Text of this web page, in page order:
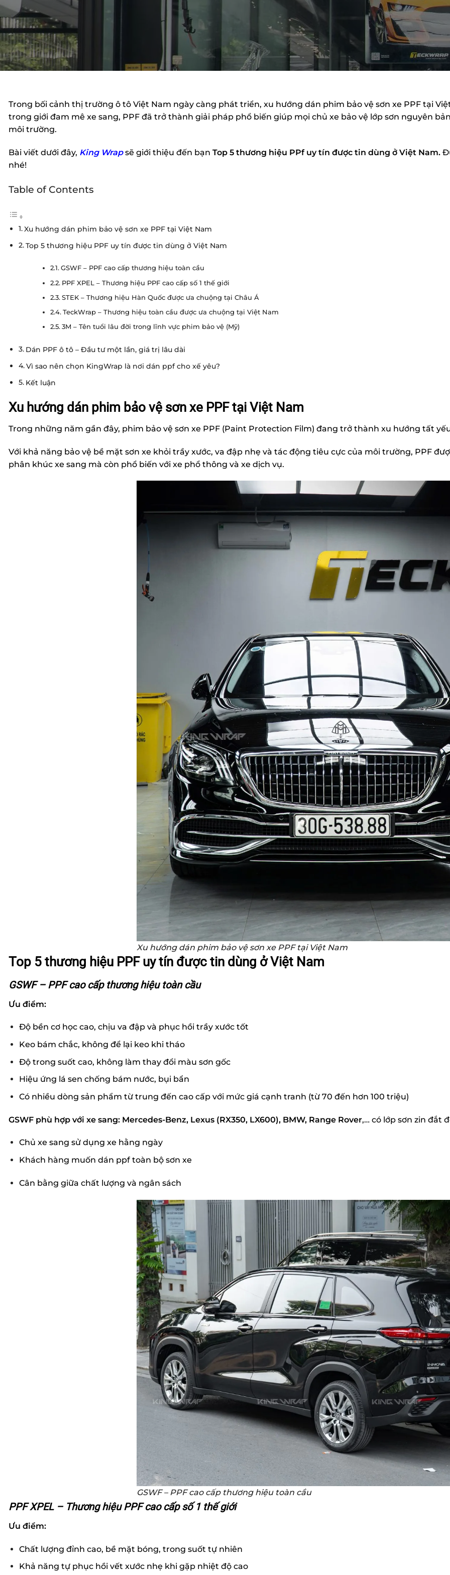
Trong bối cảnh thị trường ô tô Việt Nam ngày càng phát triển, xu hướng dán phim bảo vệ sơn xe PPF tại
trong giới đam mê xe sang, PPF đã trở thành giải pháp phổ biến giúp mọi chủ xe bảo vệ lớp sơn nguyên
môi trường.
Bài viết dưới đây, King Wrapsẽ giới thiệu đến bạn Top 5 thương hiệu PPf uy tín được tin dùng ở Việt Nam.
nhé!
Table of Contents
Xu hướng dán phim bảo vệ sơn xe PPF tại Việt Nam
Top 5 thương hiệu PPF uy tín được tin dùng ở Việt Nam
GSWF – PPF cao cấp thương hiệu toàn cầu
PPF XPEL – Thương hiệu PPF cao cấp số 1 thế giới
STEK – Thương hiệu Hàn Quốc được ưa chuộng tại Châu Á
TeckWrap – Thương hiệu toàn cầu được ưa chuộng tại Việt Nam
3M – Tên tuổi lâu đời trong lĩnh vực phim bảo vệ (Mỹ)
Dán PPF ô tô – Đầu tư một lần, giá trị lâu dài
Vì sao nên chọn KingWrap là nơi dán ppf cho xế yêu?
Kết luận
Xu hướng dán phim bảo vệ sơn xe PPF tại Việt Nam
Trong những năm gần đây, phim bảo vệ sơn xe PPF (Paint Protection Film) đang trở thành xu hướng tất
Với khả năng bảo vệ bề mặt sơn xe khỏi trầy xước, va đập nhẹ và tác động tiêu cực của môi trường, PPF
phân khúc xe sang mà còn phổ biến với xe phổ thông và xe dịch vụ.
Xu hướng dán phim bảo vệ sơn xe PPF tại Việt Nam
Top 5 thương hiệu PPF uy tín được tin dùng ở Việt Nam
GSWF – PPF cao cấp thương hiệu toàn cầu
Ưu điểm:
Độ bền cơ học cao, chịu va đập và phục hồi trầy xước tốt
Keo bám chắc, không để lại keo khi tháo
Độ trong suốt cao, không làm thay đổi màu sơn gốc
Hiệu ứng lá sen chống bám nước, bụi bẩn
Có nhiều dòng sản phẩm từ trung đến cao cấp với mức giá cạnh tranh (từ 70 đến hơn 100 triệu)
GSWF phù hợp với xe sang: Mercedes-Benz, Lexus (RX350, LX600), BMW, Range Rover,… có lớp sơn zin đắt
Chủ xe sang sử dụng xe hằng ngày
Khách hàng muốn dán ppf toàn bộ sơn xe
Cân bằng giữa chất lượng và ngân sách
GSWF – PPF cao cấp thương hiệu toàn cầu
PPF XPEL – Thương hiệu PPF cao cấp số 1 thế giới
Ưu điểm:
Chất lượng đỉnh cao, bề mặt bóng, trong suốt tự nhiên
Khả năng tự phục hồi vết xước nhẹ khi gặp nhiệt độ cao